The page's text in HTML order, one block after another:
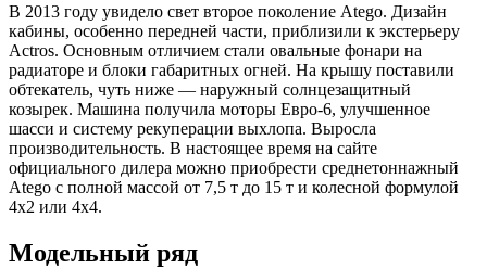
В 2013 году увидело свет второе поколение Atego. Дизайн
кабины, особенно передней части, приблизили к экстерьеру
Actros. Основным отличием стали овальные фонари на
радиаторе и блоки габаритных огней. На крышу поставили
обтекатель, чуть ниже — наружный солнцезащитный
козырек. Машина получила моторы Евро-6, улучшенное
шасси и систему рекуперации выхлопа. Выросла
производительность. В настоящее время на сайте
официального дилера можно приобрести среднетоннажный
Atego с полной массой от 7,5 т до 15 т и колесной формулой
4х2 или 4х4.
Модельный ряд